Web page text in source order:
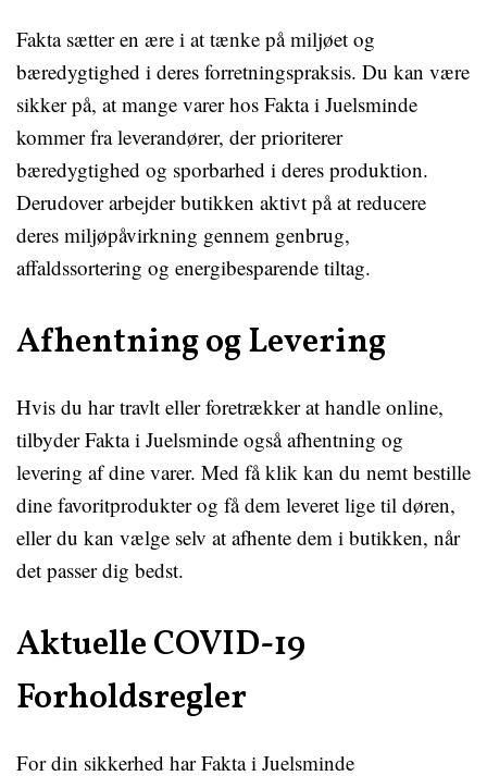
Fakta sætter en ære i at tænke på miljøet og
bæredygtighed i deres forretningspraksis. Du kan være
sikker på, at mange varer hos Fakta i Juelsminde
kommer fra leverandører, der prioriterer
bæredygtighed og sporbarhed i deres produktion.
Derudover arbejder butikken aktivt på at reducere
deres miljøpåvirkning gennem genbrug,
affaldssortering og energibesparende tiltag.
Afhentning og Levering
Hvis du har travlt eller foretrækker at handle online,
tilbyder Fakta i Juelsminde også afhentning og
levering af dine varer. Med få klik kan du nemt bestille
dine favoritprodukter og få dem leveret lige til døren,
eller du kan vælge selv at afhente dem i butikken, når
det passer dig bedst.
Aktuelle COVID-19
Forholdsregler
For din sikkerhed har Fakta i Juelsminde